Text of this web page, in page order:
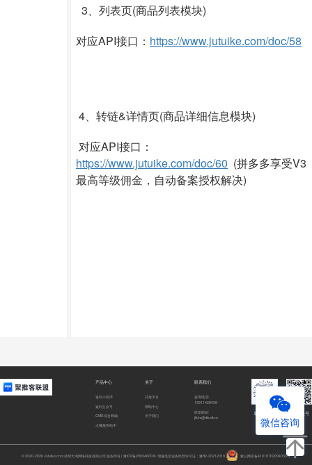
3、列表页(商品列表模块)
对应API接口： https://www.jutuike.com/doc/58
4、转链&详情页(商品详细信息模块)
对应API接口：
https://www.jutuike.com/doc/60 (拼多多享受V3
最高等级佣金，自动备案授权解决)
微信咨询
产品中心
返利小程序
返利公众号
CMS综合商城
点餐服务助手
关于
开放平台
帮助中心
关于我们
联系我们
咨询电话:
15811428438
联盟邮箱:
jtklm@dtsoft.cn
联盟小程序 联盟公众号
© 2020-2026 Jutuike.com 郑州大淘网络科技有限公司 版权所有 | 豫ICP备20024600号 增值电信业务经营许可证：豫B2-20212919 豫公网安备41010702004033号